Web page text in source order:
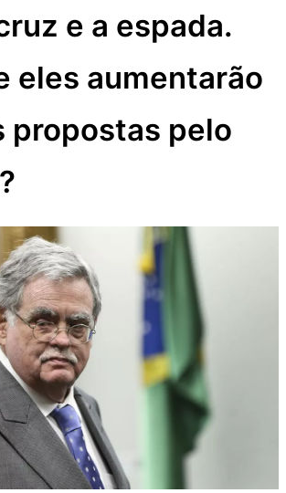
e a espada.
eles aumentarão
propostas pelo